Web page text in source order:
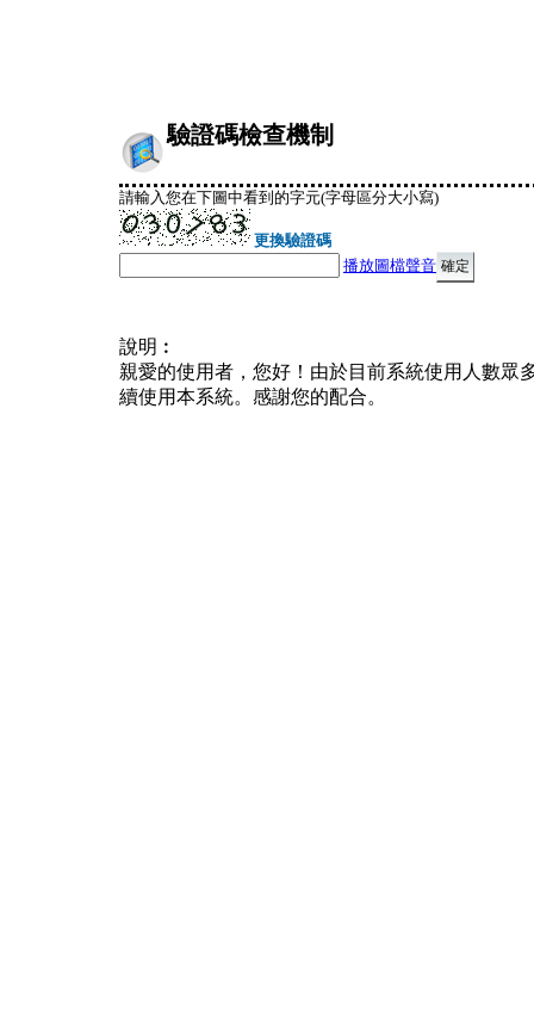
驗證碼檢查機制
請輸入您在下圖中看到的字元(字母區分大小寫)
更換驗證碼
播放圖檔聲音
說明︰
親愛的使用者，您好！由於目前系統使用人數眾
續使用本系統。感謝您的配合。